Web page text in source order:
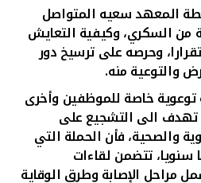
المعهد سعيه المتواصل
من السكري، وكيفية التعايش
وحرصه على ترسيخ دور
والتوعية منه.
توعوية خاصة للموظفين وأخرى
تهدف الى التشجيع على
والصحية، فأن الحملة التي
تتضمن لقاءات
مراحل الإصابة وطرق الوقاية